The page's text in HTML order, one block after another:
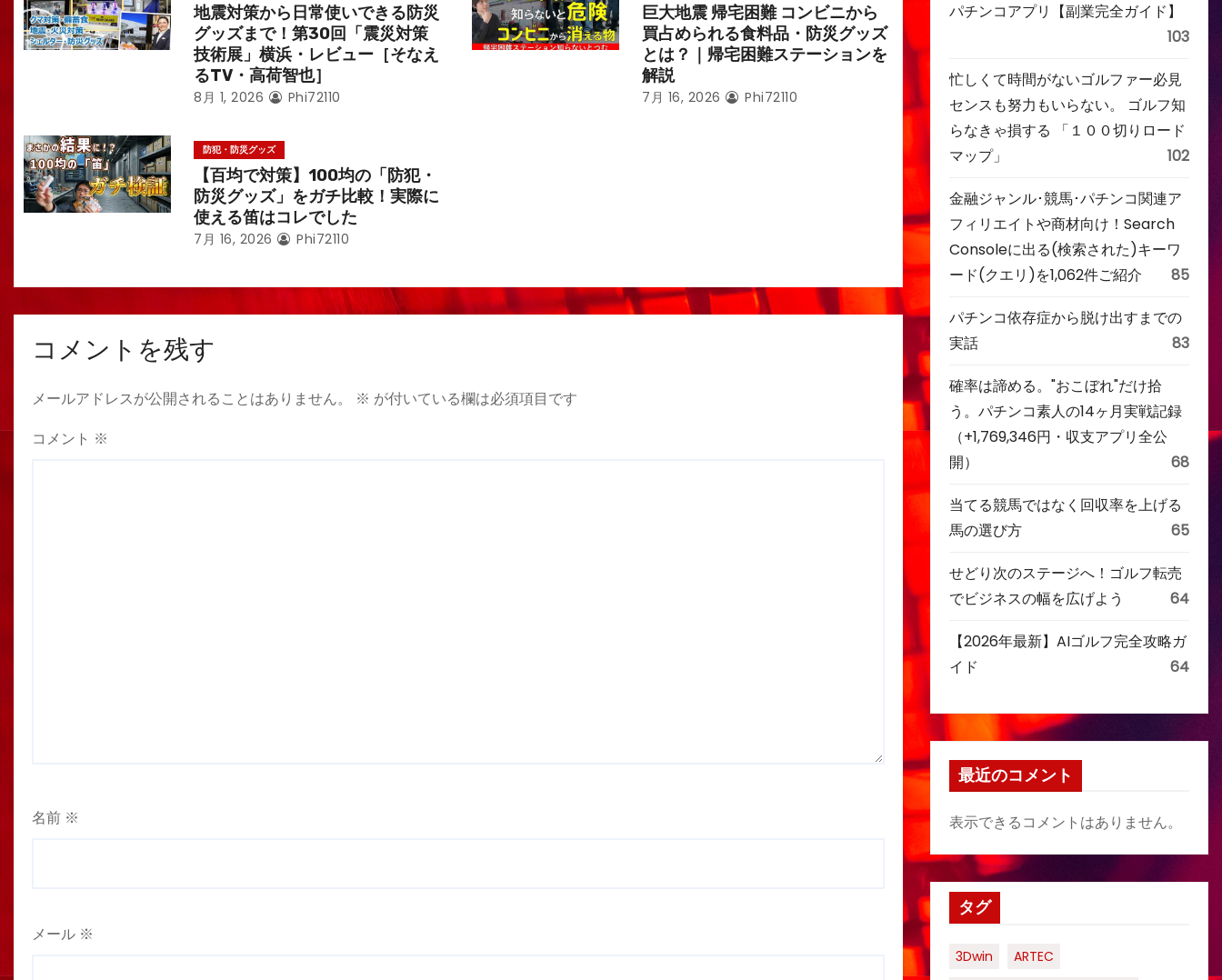
地震対策から日常使いできる防災
グッズまで！第30回「震災対策
技術展」横浜・レビュー［そなえ
るTV・高荷智也］
8月 1, 2026 Phi72110
巨大地震 帰宅困難 コンビニから
買占められる食料品・防災グッズ
とは？｜帰宅困難ステーションを
解説
7月 16, 2026 Phi72110
防犯・防災グッズ
【百均で対策】100均の「防犯・
防災グッズ」をガチ比較！実際に
使える笛はコレでした
7月 16, 2026 Phi72110
コメントを残す
メールアドレスが公開されることはありません。 ※ が付いている欄は必須項目です
コメント ※
名前 ※
メール ※
パチンコアプリ【副業完全ガイド】
103
忙しくて時間がないゴルファー必見
センスも努力もいらない。 ゴルフ知
らなきゃ損する 「１００切りロード
マップ」
102
金融ジャンル･競馬･パチンコ関連ア
フィリエイトや商材向け！Search
Consoleに出る(検索された)キーワ
ード(クエリ)を1,062件ご紹介
85
パチンコ依存症から脱け出すまでの
実話
83
確率は諦める。"おこぼれ"だけ拾
う。パチンコ素人の14ヶ月実戦記録
（+1,769,346円・収支アプリ全公
開）
68
当てる競馬ではなく回収率を上げる
馬の選び方
65
せどり次のステージへ！ゴルフ転売
でビジネスの幅を広げよう
64
【2026年最新】AIゴルフ完全攻略ガ
イド
64
最近のコメント
表示できるコメントはありません。
タグ
3Dwin
ARTEC